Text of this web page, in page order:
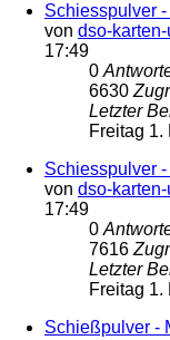
Schiesspulver
von dso-
17:49
0
6630
Letzter
Freitag 1.
Schiesspulver
von dso-
17:49
0
7616
Letzter
Freitag 1.
Schießpulver -